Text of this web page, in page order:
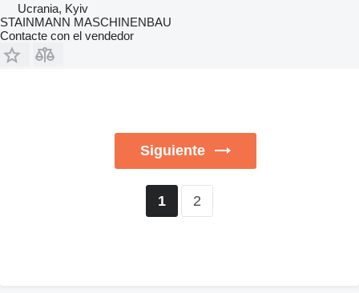
Ucrania, Kyiv
STAINMANN MASCHINENBAU
Contacte con el vendedor
Siguiente
1 2